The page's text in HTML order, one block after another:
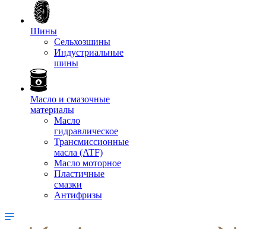
Шины
Сельхозшины
Индустриальные
шины
Масло и смазочные
материалы
Масло
гидравлическое
Трансмиссионные
масла (ATF)
Масло моторное
Пластичные
смазки
Антифризы